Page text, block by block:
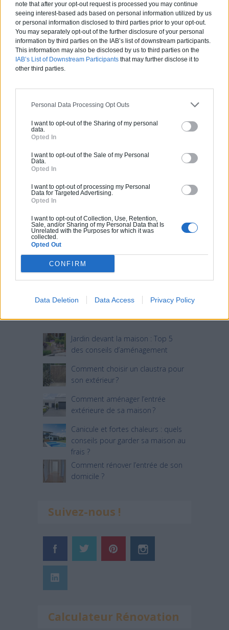
note that after your opt-out request is processed you may continue
seeing interest-based ads based on personal information utilized by us
or personal information disclosed to third parties prior to your opt-out.
You may separately opt-out of the further disclosure of your personal
information by third parties on the IAB’s list of downstream participants.
This information may also be disclosed by us to third parties on the
IAB’s List of Downstream Participants that may further disclose it to
other third parties.
Personal Data Processing Opt Outs
I want to opt-out of the Sharing of my personal
data.
Opted In
I want to opt-out of the Sale of my Personal
Data.
Opted In
I want to opt-out of processing my Personal
Data for Targeted Advertising.
Opted In
I want to opt-out of Collection, Use, Retention,
Sale, and/or Sharing of my Personal Data that Is
Unrelated with the Purposes for which it was
collected.
Opted Out
CONFIRM
Data Deletion Data Access Privacy Policy
Une villa luxueuse en Afrique du Sud
Une maison au charme éclectique inspirée du design nordique
Estimez gratuitement
Articles récents
Jardin devant la maison : Top 5
des conseils d’aménagement
Comment choisir un claustra pour
son extérieur ?
Comment aménager l’entrée
extérieure de sa maison ?
Canicule et fortes chaleurs : quels
conseils pour garder sa maison au
frais ?
Comment rénover l’entrée de son
domicile ?
Suivez-nous !
Calculateur Rénovation